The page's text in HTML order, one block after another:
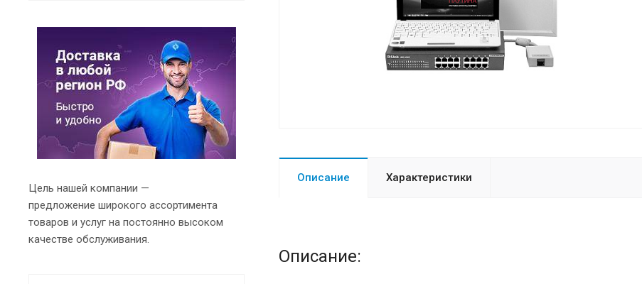
Описание Характеристики
Описание:
Цель нашей компании —
предложение широкого ассортимента
товаров и услуг на постоянно высоком
качестве обслуживания.